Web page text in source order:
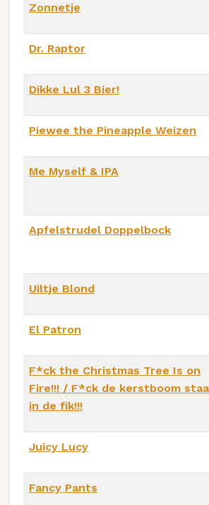
Zonnetje
Dr. Raptor
Dikke Lul 3 Bier!
Piewee the Pineapple Weizen
Me Myself & IPA
Apfelstrudel Doppelbock
Uiltje Blond
El Patron
F*ck the Christmas Tree Is on
Fire!!! / F*ck de kerstboom
in de fik!!!
Juicy Lucy
Fancy Pants